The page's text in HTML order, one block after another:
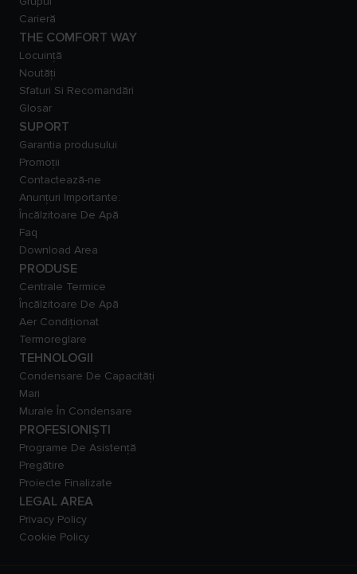
Carieră
THE COMFORT WAY
Locuință
Noutăți
Sfaturi Si Recomandări
Glosar
SUPORT
Garantia produsului
Promoții
Contactează-ne
Anunțuri Importante:
Încălzitoare De Apă
Faq
Download Area
PRODUSE
Centrale Termice
Încălzitoare De Apă
Aer Condiționat
Termoreglare
TEHNOLOGII
Condensare De Capacităţi
Mari
Murale În Condensare
PROFESIONIȘTI
Programe De Asistență
Pregătire
Proiecte Finalizate
LEGAL AREA
Privacy Policy
Cookie Policy